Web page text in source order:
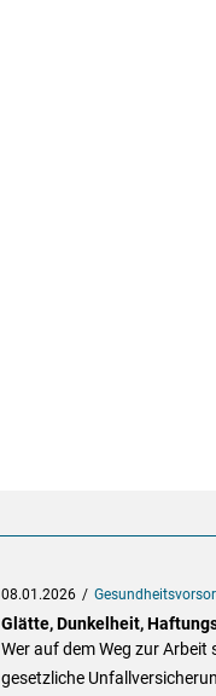
08.01.2026
Glätte, Dunkelheit,
Wer auf dem Weg zur
gesetzliche